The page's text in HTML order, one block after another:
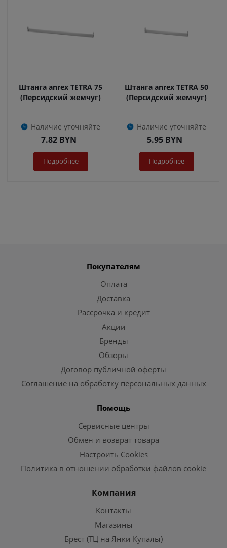
Штанга anrex TETRA 75
(Персидский жемчуг)
Наличие уточняйте
7.82 BYN
Подробнее
Штанга anrex TETRA 50
(Персидский жемчуг)
Наличие уточняйте
5.95 BYN
Подробнее
Покупателям
Оплата
Доставка
Рассрочка и кредит
Акции
Бренды
Обзоры
Договор публичной оферты
Соглашение на обработку персональных данных
Помощь
Сервисные центры
Обмен и возврат товара
Настроить Cookies
Политика в отношении обработки файлов cookie
Компания
Контакты
Магазины
Брест (ТЦ на Янки Купалы)